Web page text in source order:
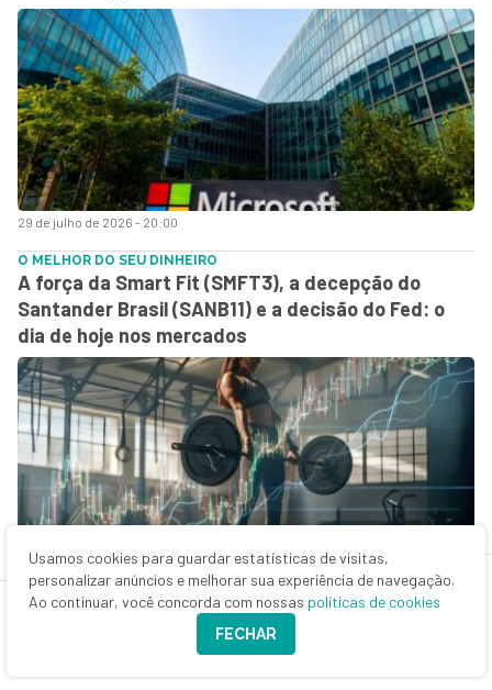
29 de julho de 2026 - 20:00
29 de julho de 2026 - 8:20
O MELHOR DO SEU DINHEIRO
A força da Smart Fit (SMFT3), a decepção do
Santander Brasil (SANB11) e a decisão do Fed: o
dia de hoje nos mercados
O MELHOR DO SEU DINHEIRO
A decisão do Fed e a briga dos bancões
brasileiros: o que afeta os mercados hoje
Usamos cookies para guardar estatísticas de visitas,
personalizar anúncios e melhorar sua experiência de navegação.
Ao continuar, você concorda com nossas políticas de cookies
FECHAR